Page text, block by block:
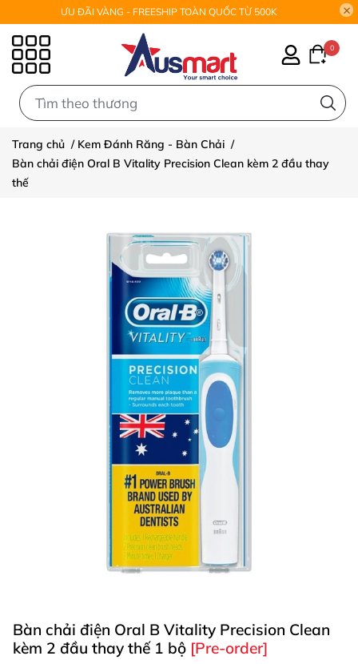
ƯU ĐÃI VÀNG - FREESHIP TOÀN QUỐC TỪ 500K
0
Trang chủ / Kem Đánh Răng - Bàn Chải /
Bàn chải điện Oral B Vitality Precision Clean kèm 2 đầu thay
thế
Bàn chải điện Oral B Vitality Precision Clean
kèm 2 đầu thay thế 1 bộ [Pre-order]